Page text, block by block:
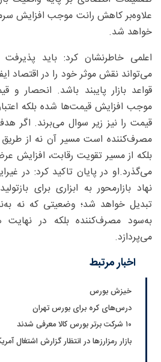
علاوه‌بر کاهش رانت موجب افزایش
خواهد شد.
اعلمی خاطرنشان کرد: باید پذیرفت
می‌تواند نقش موثر خود را در اقتصاد
قواعد بازار پایبند باشد. انحصار و
موجب افزایش قیمت‌ها شده بلکه
قیمت را نیز زیر سوال می‌برند. اگر
مصرف‌کننده است مسیر آن نه از
بلکه از مسیر تقویت رقابت، افزایش
می‌گذرد.او در پایان تاکید کرد: در
نهاد بازارمحور به ابزاری برای
تبدیل خواهد شد؛ وضعیتی که نه
به‌سود مصرف‌کننده بلکه در نهایت
می‌پردازد.
اخبار مرتبط
خیزش بورس
درس‌های کره برای بورس تهران
۱۰ شرکت برتر بورس کالا معرفی شدند
بازار رمزارزها در انتظار گزارش اشتغال